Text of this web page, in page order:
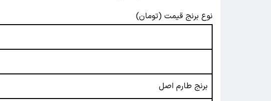
نوع برنج قیمت (تومان)
برنج طارم اصل